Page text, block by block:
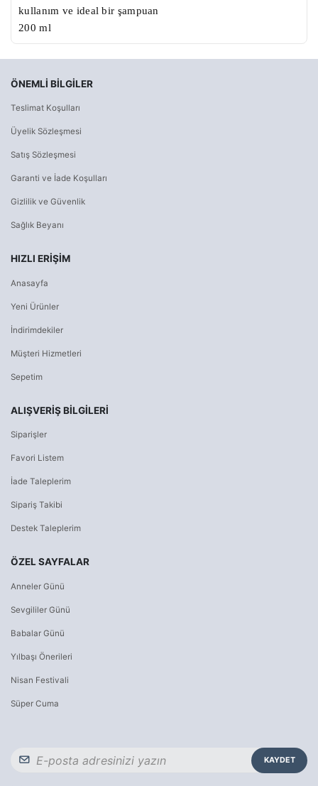
kullanım ve ideal bir şampuan
200 ml
ÖNEMLI BILGILER
Teslimat Koşulları
Üyelik Sözleşmesi
Satış Sözleşmesi
Garanti ve İade Koşulları
Gizlilik ve Güvenlik
Sağlık Beyanı
HIZLI ERIŞIM
Anasayfa
Yeni Ürünler
İndirimdekiler
Müşteri Hizmetleri
Sepetim
ALIŞVERİŞ BİLGİLERİ
Siparişler
Favori Listem
İade Taleplerim
Sipariş Takibi
Destek Taleplerim
ÖZEL SAYFALAR
Anneler Günü
Sevgililer Günü
Babalar Günü
Yılbaşı Önerileri
Nisan Festivali
Süper Cuma
KAYDET